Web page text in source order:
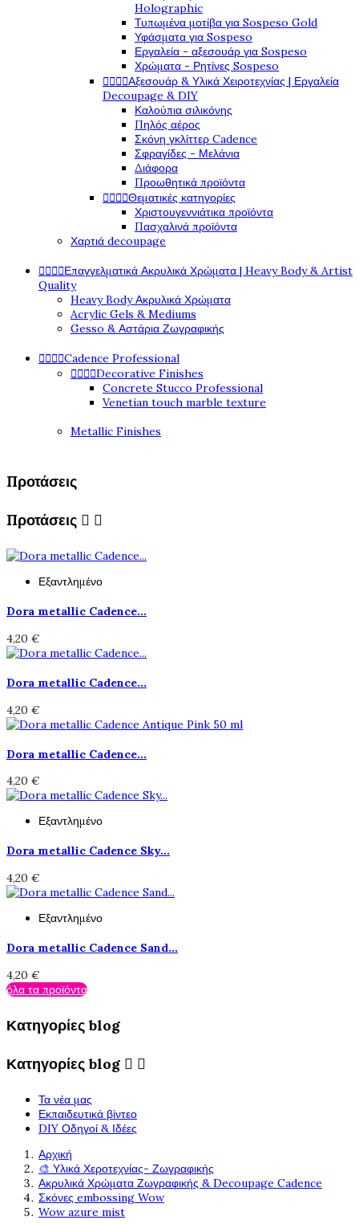
Holographic
Τυπωμένα μοτίβα για Sospeso Gold
Υφάσματα για Sospeso
Εργαλεία - αξεσουάρ για Sospeso
Χρώματα - Ρητίνες Sospeso
Αξεσουάρ & Υλικά Χειροτεχνίας | Εργαλεία
Decoupage & DIY
Καλούπια σιλικόνης
Πηλός αέρος
Σκόνη γκλίττερ Cadence
Σφραγίδες - Μελάνια
Διάφορα
Προωθητικά προϊόντα
Θεματικές κατηγορίες
Χριστουγεννιάτικα προϊόντα
Πασχαλινά προϊόντα
Χαρτιά decoupage
Επαγγελματικά Ακρυλικά Χρώματα | Heavy Body & Artist
Quality
Heavy Body Ακρυλικά Χρώματα
Acrylic Gels & Mediums
Gesso & Αστάρια Ζωγραφικής
Cadence Professional
Decorative Finishes
Concrete Stucco Professional
Venetian touch marble texture
Metallic Finishes
Προτάσεις
Προτάσεις  
Εξαντλημένο
Dora metallic Cadence...
4,20 €
Dora metallic Cadence...
4,20 €
Dora metallic Cadence...
4,20 €
Εξαντλημένο
Dora metallic Cadence Sky...
4,20 €
Εξαντλημένο
Dora metallic Cadence Sand...
4,20 €
όλα τα προϊόντα
Κατηγορίες blog
Κατηγορίες blog  
Τα νέα μας
Εκπαιδευτικά βίντεο
DIY Οδηγοί & Ιδέες
Αρχική
🎨 Υλικά Χεροτεχνίας- Ζωγραφικής
Ακρυλικά Χρώματα Ζωγραφικής & Decoupage Cadence
Σκόνες embossing Wow
Wow azure mist